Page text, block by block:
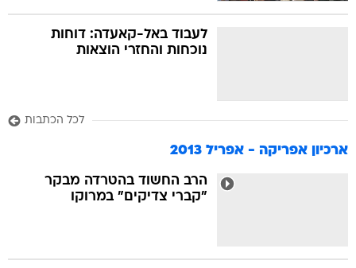
לעבוד באל-קאעדה: דוחות
נוכחות והחזרי הוצאות
לכל הכתבות
ארכיון אפריקה - אפריל 2013
הרב החשוד בהטרדה מבקר
"קברי צדיקים" במרוקו